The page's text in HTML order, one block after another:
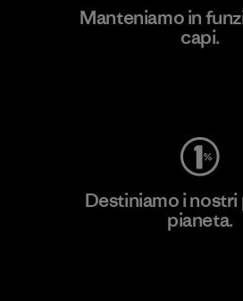
Manteniamo in
capi.
Destiniamo i
pianeta.